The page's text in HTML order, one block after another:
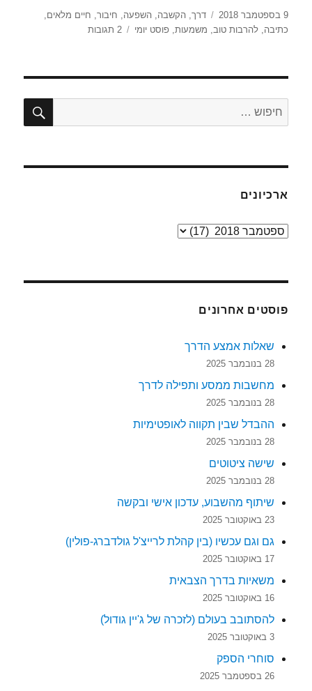
פורסם
בתאריך
9 בספטמבר 2018 תגיות
דרך,הקשבה,השפעה, חיבור, חיים מלאים,
כתיבה,להרבות טוב, משמעות,פוסט יומי 2 תגובות
על
חפש:
ארכיונים
ארכיונים
פוסטים אחרונים
שאלות אמצע הדרך
28 בנובמבר 2025
מחשבות ממסע ותפילה לדרך
28 בנובמבר 2025
ההבדל שבין תקווה לאופטימיות
28 בנובמבר 2025
שישה ציטוטים
28 בנובמבר 2025
שיתוף מהשבוע, עדכון אישי ובקשה
23 באוקטובר 2025
גם וגם עכשיו (בין קהלת לרייצ'ל גולדברג-פולין)
17 באוקטובר 2025
משאיות בדרך הצבאית
16 באוקטובר 2025
להסתובב בעולם (לזכרה של ג'יין גודול)
3 באוקטובר 2025
סוחרי הספק
26 בספטמבר 2025